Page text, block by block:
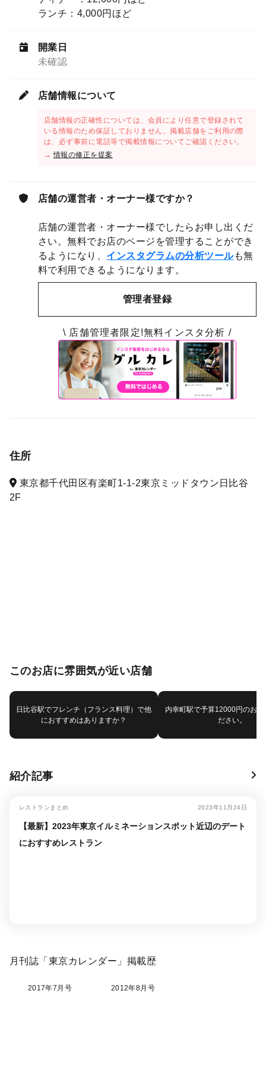
ランチ：4,000円ほど
開業日
未確認
店舗情報について
店舗情報の正確性については、会員により任意で登録されて
いる情報のため保証しておりません。掲載店舗をご利用の際
は、必ず事前に電話等で掲載情報についてご確認ください。
→情報の修正を提案
店舗の運営者・オーナー様ですか？
店舗の運営者・オーナー様でしたらお申し出くだ
さい。無料でお店のページを管理することができ
るようになり、 インスタグラムの分析ツールも無
料で利用できるようになります。
管理者登録
\ 店舗管理者限定!無料インスタ分析 /
住所
東京都千代田区有楽町1-1-2東京ミッドタウン日比谷
2F
このお店に雰囲気が近い店舗
日比谷駅でフレンチ（フランス料理）で他
におすすめはありますか？
内幸町駅で予算12000円のお店
ださい。
紹介記事
レストランまとめ 2023年11月24日
【最新】2023年東京イルミネーションスポット近辺のデート
におすすめレストラン
月刊誌「東京カレンダー」掲載歴
2017年7月号 2012年8月号